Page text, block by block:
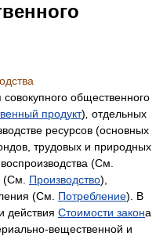
общественного
продукт) отдельных
ресурсов (основных
трудовых и природных
(См.
(См. Производство),
(См. Потребление). В
действия Стоимости закона
вещественной и